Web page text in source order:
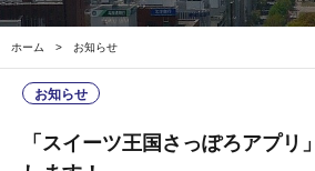
ホーム > お知らせ
お知らせ
「スイーツ王国さっぽろアプリ